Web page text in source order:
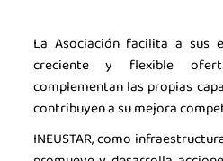
La Asociación facilita a sus
creciente y flexible
complementan las propias
contribuyen a su mejora
INEUSTAR, como